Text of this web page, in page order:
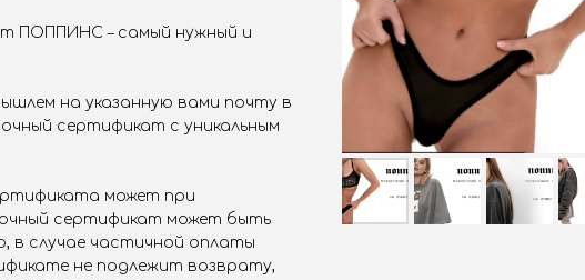
ПОППИНС – самый нужный и
на указанную вами почту в
сертификат с уникальным
может при
сертификат может быть
в случае частичной оплаты
не подлежит возврату,